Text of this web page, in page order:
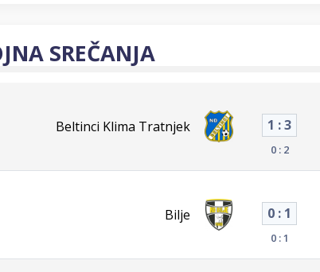
SREČANJA
Beltinci Klima Tratnjek 1 : 3
0 : 2
Bilje 0 : 1
0 : 1